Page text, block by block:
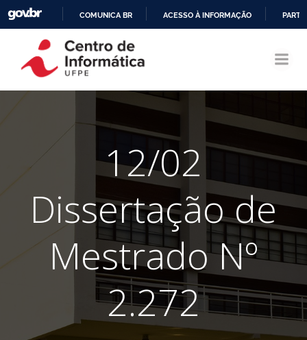
CONTEÚDO
COMUNICA BR ACESSO À INFORMAÇÃO
12/02
Dissertação de
Mestrado Nº
2.272